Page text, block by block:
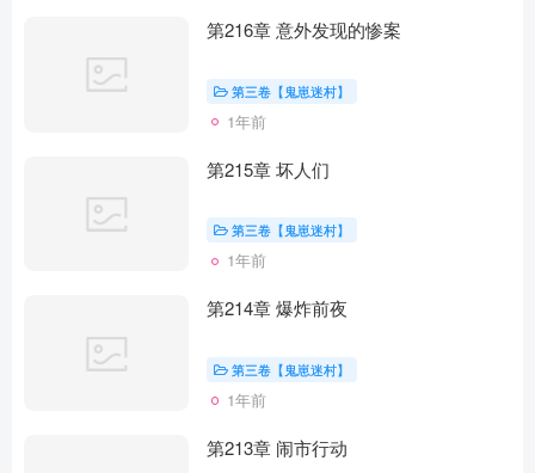
第216章 意外发现的惨案
第三卷【鬼崽迷村】
1年前
第215章 坏人们
第三卷【鬼崽迷村】
1年前
第214章 爆炸前夜
第三卷【鬼崽迷村】
1年前
第213章 闹市行动